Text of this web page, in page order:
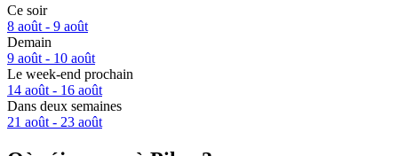
Ce soir
8 août - 9 août
Demain
9 août - 10 août
Le week-end prochain
14 août - 16 août
Dans deux semaines
21 août - 23 août